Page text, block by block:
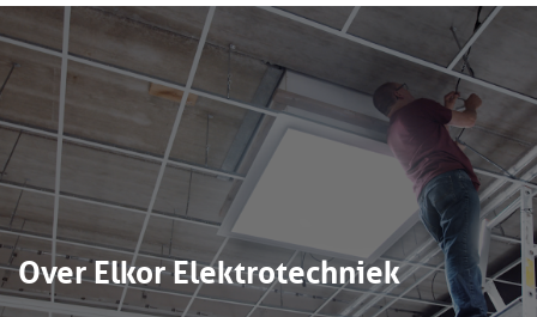
Over Elkor Elektrotechniek